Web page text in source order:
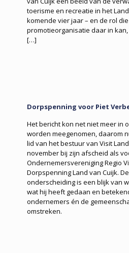
toerisme en recreatie in het
komende vier jaar – en de rol
promotieorganisatie daar in
[…]
Dorpspenning voor Piet
Het bericht kon net niet meer in
worden meegenomen, daarom
lid van het bestuur van Visit
november bij zijn afscheid als
Ondernemersvereniging Regio
Dorpspenning Land van Cuijk.
onderscheiding is een blijk van
wat hij heeft gedaan en
ondernemers én de
omstreken.